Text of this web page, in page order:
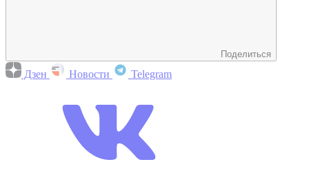
Поделиться
Дзен Новости Telegram